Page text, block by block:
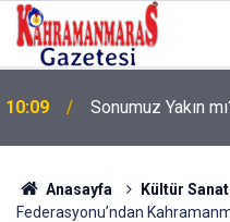
10:09 Sonumuz Yakın
Anasayfa Kültür Sanat
Federasyonu’ndan